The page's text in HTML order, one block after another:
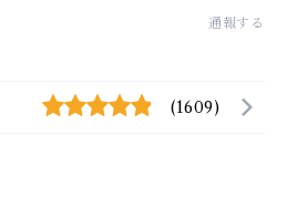
通報する
(1609)